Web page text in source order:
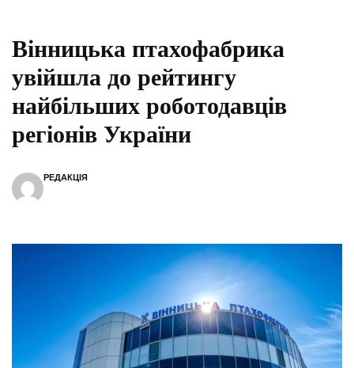
Вінницька птахофабрика
увійшла до рейтингу
найбільших роботодавців
регіонів України
РЕДАКЦІЯ